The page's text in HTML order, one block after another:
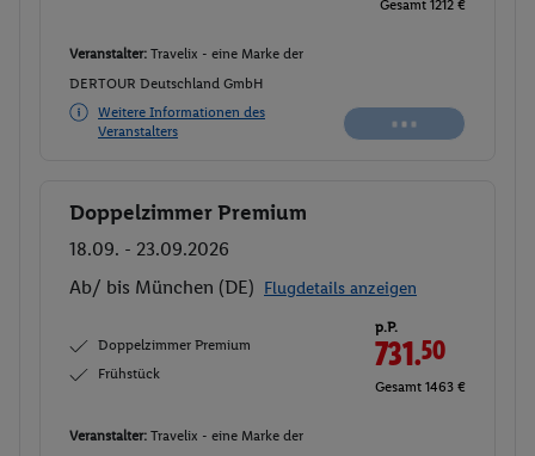
Gesamt 1212 €
Veranstalter: Travelix - eine Marke der
DERTOUR Deutschland GmbH
Weitere Informationen des
Veranstalters
Buchen
Doppelzimmer Premium
18.09. - 23.09.2026
Ab/ bis München (DE) Flugdetails anzeigen
Doppelzimmer Premium
Frühstück
p.P.
731.50
Gesamt 1463 €
Veranstalter: Travelix - eine Marke der